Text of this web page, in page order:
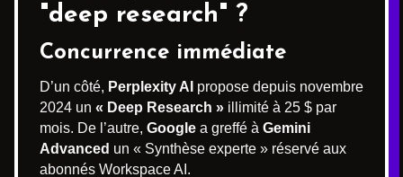
"deep research" ?
Concurrence immédiate
D’un côté, Perplexity AI propose depuis novembre
2024 un « Deep Research » illimité à 25 $ par
mois. De l’autre, Google a greffé à Gemini
Advanced un « Synthèse experte » réservé aux
abonnés Workspace AI.